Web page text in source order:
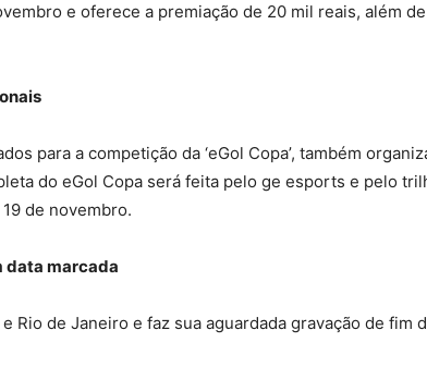
e oferece a premiação de 20 mil reais, além
para a competição da ‘eGol Copa’, também
do eGol Copa será feita pelo ge esports e pelo
de novembro.
data marcada
Rio de Janeiro e faz sua aguardada gravação de fim